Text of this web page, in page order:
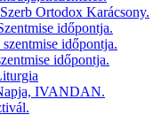
Ortodox Karácsony.
időpontja.
időpontja.
időpontja.
IVANDAN.